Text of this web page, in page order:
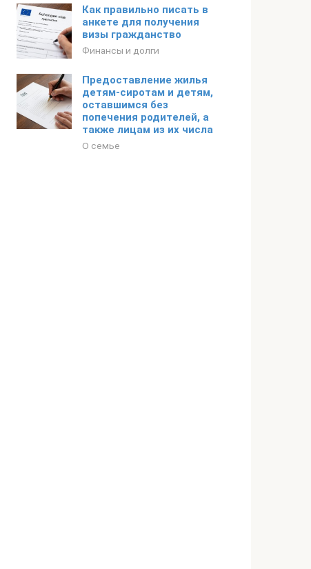
Как правильно писать в
анкете для получения
визы гражданство
Финансы и долги
Предоставление жилья
детям-сиротам и детям,
оставшимся без
попечения родителей, а
также лицам из их числа
О семье